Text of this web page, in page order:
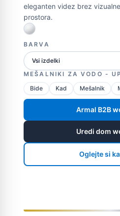
eleganten videz brez
prostora.
BARVA
MEŠALNIKI ZA VODO -
Bide
Kad Mešalnik
Armal B2B
Uredi dom
Oglejte si